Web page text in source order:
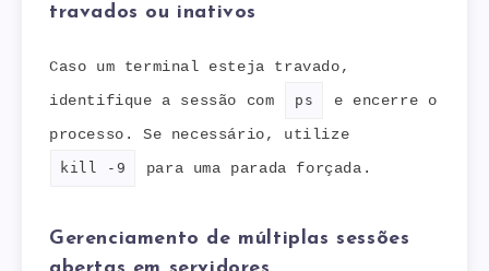
travados ou inativos
Caso um terminal esteja travado,
identifique a sessão com
ps
e encerre o
processo. Se necessário, utilize
kill -9 para uma parada forçada.
Gerenciamento de múltiplas sessões